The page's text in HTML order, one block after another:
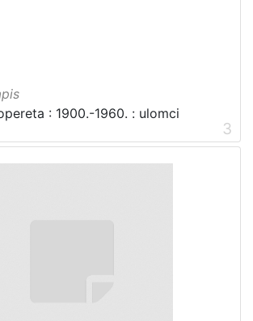
: 1900.-1960. : ulomci
3